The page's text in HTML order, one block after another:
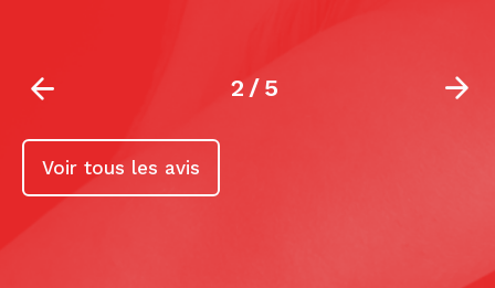
2/5
Voir tous les avis